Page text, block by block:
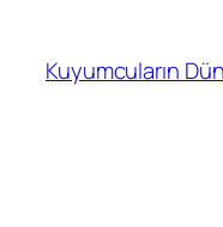
Kuyumcuların